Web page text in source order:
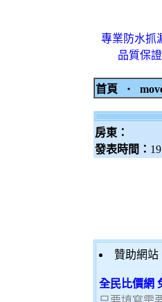
專業防水抓
品質保
首頁 ‧
房東：
發表時間：
贊助網
全民比價網